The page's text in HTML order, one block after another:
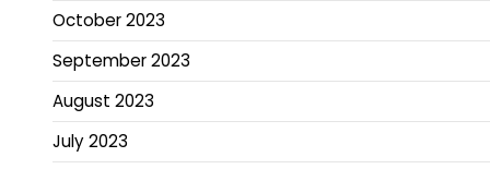
October 2023
September 2023
August 2023
July 2023